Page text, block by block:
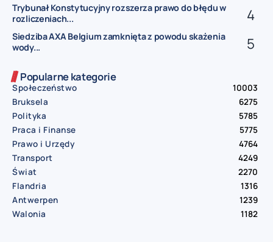
Trybunał Konstytucyjny rozszerza prawo do błędu w
rozliczeniach...
Siedziba AXA Belgium zamknięta z powodu skażenia
wody...
Popularne kategorie
Społeczeństwo
10003
Bruksela
6275
Polityka
5785
Praca i Finanse
5775
Prawo i Urzędy
4764
Transport
4249
Świat
2270
Flandria
1316
Antwerpen
1239
Walonia
1182